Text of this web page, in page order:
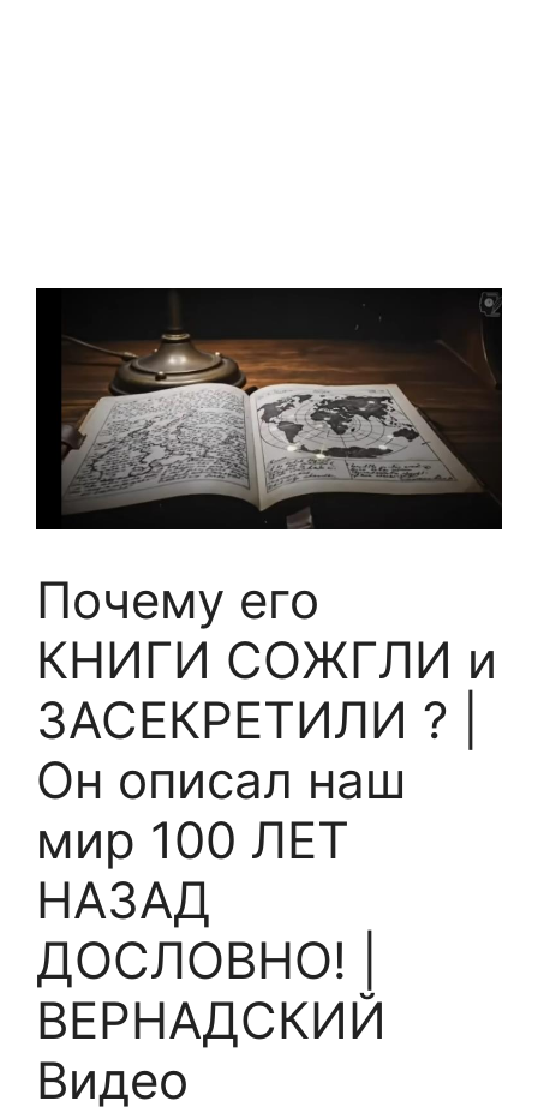
Почему его
КНИГИ СОЖГЛИ и
ЗАСЕКРЕТИЛИ ? |
Он описал наш
мир 100 ЛЕТ
НАЗАД
ДОСЛОВНО! |
ВЕРНАДСКИЙ
Видео